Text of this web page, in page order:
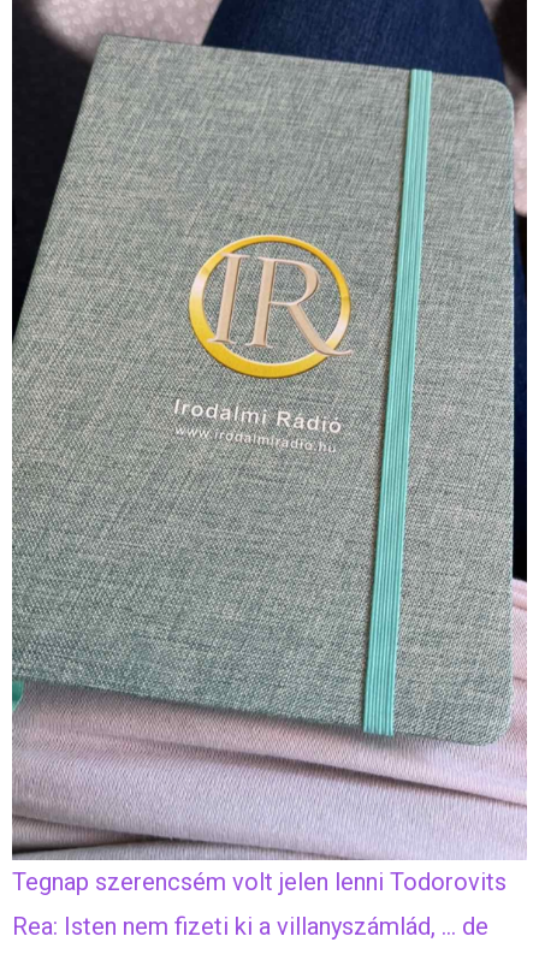
Tegnap szerencsém volt jelen lenni Todorovits
Rea: Isten nem fizeti ki a villanyszámlád, … de